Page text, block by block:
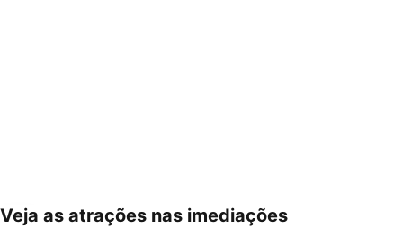
Ampliar mapa
Veja as atrações nas imediações